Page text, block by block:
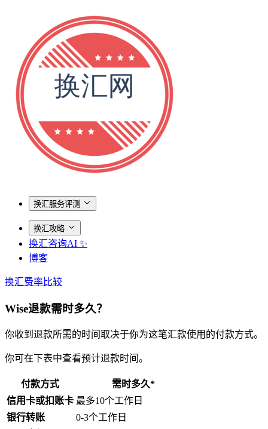
换汇服务评测
换汇攻略
换汇咨询AI ✨
博客
换汇费率比较
Wise退款需时多久？
你收到退款所需的时间取决于你为这笔汇款使用的付款方式。
你可在下表中查看预计退款时间。
付款方式
需时多久*
信用卡或扣账卡 最多10个工作日
银行转账
0-3个工作日